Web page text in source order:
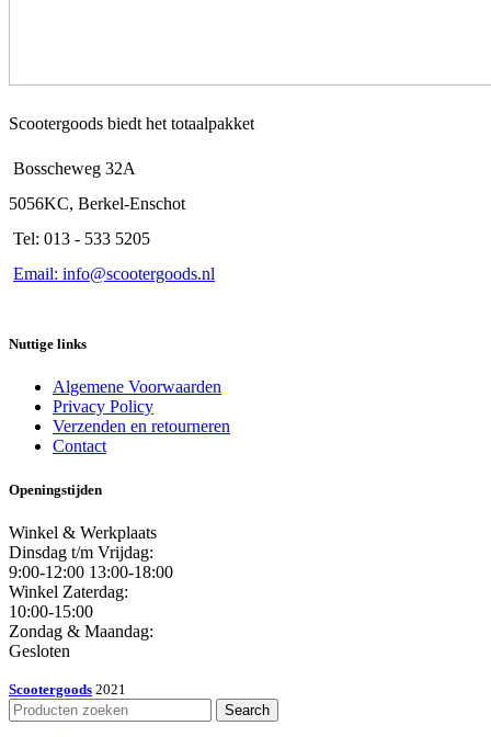
Scootergoods biedt het totaalpakket
Bosscheweg 32A
5056KC, Berkel-Enschot
Tel: 013 - 533 5205
Email: info@scootergoods.nl
Nuttige links
Algemene Voorwaarden
Privacy Policy
Verzenden en retourneren
Contact
Openingstijden
Winkel & Werkplaats
Dinsdag t/m Vrijdag:
9:00-12:00 13:00-18:00
Winkel Zaterdag:
10:00-15:00
Zondag & Maandag:
Gesloten
Scootergoods 2021
Search